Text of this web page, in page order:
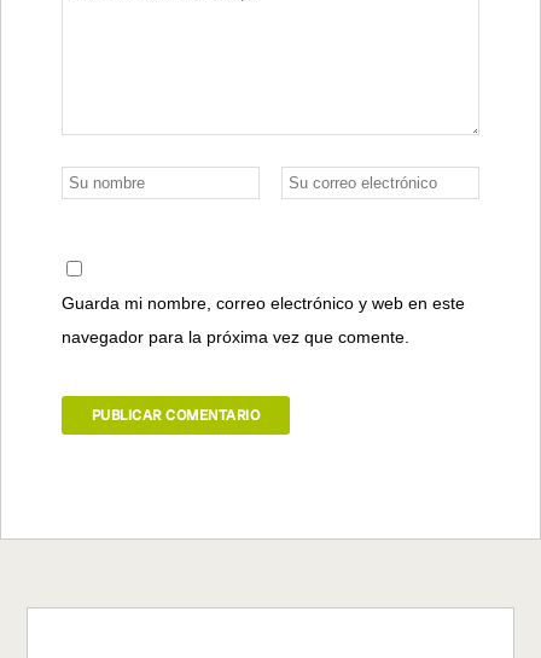
Guarda mi nombre, correo electrónico y web en este
navegador para la próxima vez que comente.